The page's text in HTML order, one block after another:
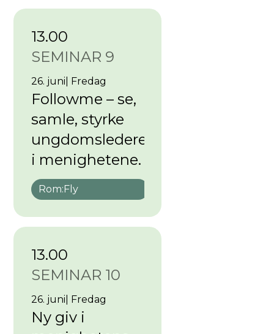
13.00
SEMINAR 9
26. juni Fredag
Followme – se,
samle, styrke
ungdomsledere
i menighetene.
Rom:Fly
13.00
SEMINAR 10
26. juni Fredag
Ny giv i